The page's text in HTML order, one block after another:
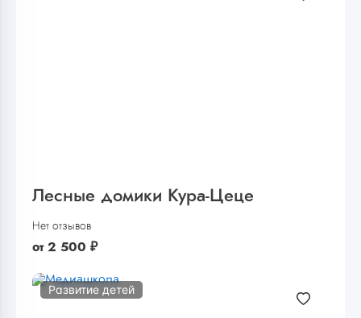
Лесные домики Кура-Цеце
Нет отзывов
от 2 500 ₽
Развитие детей